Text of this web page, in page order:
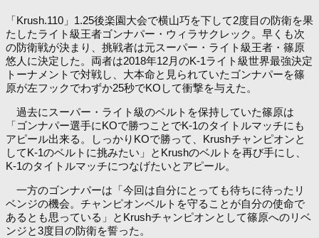
「Krush.110」1.25後楽園大会で横山巧を下して2度目の防衛を果
たしたライト級王者ゴンナパー・ウィラサクレック。早くも次
の防衛戦が決まり、挑戦者は元スーパー・ライト級王者・篠原
悠人に決定した。両者は2018年12月のK-1ライト級世界最強決定
トーナメントで対戦し、大本命と見られていたゴンナパーを篠
原が左フックでわずか25秒でKOして衝撃を与えた。
過去にスーパー・ライト級のベルトを保持していた篠原は
「ゴンナパー選手にKOで勝つことでK-1のタイトルマッチにも
アピール出来る。しっかりKOで勝って、Krushチャンピオンと
してK-1のベルトに挑みたい」とKrushのベルトを再び手にし、
K-1のタイトルマッチにつなげたいとアピール。
一方のゴンナパーは「今回は自分にとっても待ちに待ったリ
ベンジの機会。チャンピオンベルトを守ることが自分の使命で
あるとも思っている」とKrushチャンピオンとして篠原へのリベ
ンジと3度目の防衛を誓った。